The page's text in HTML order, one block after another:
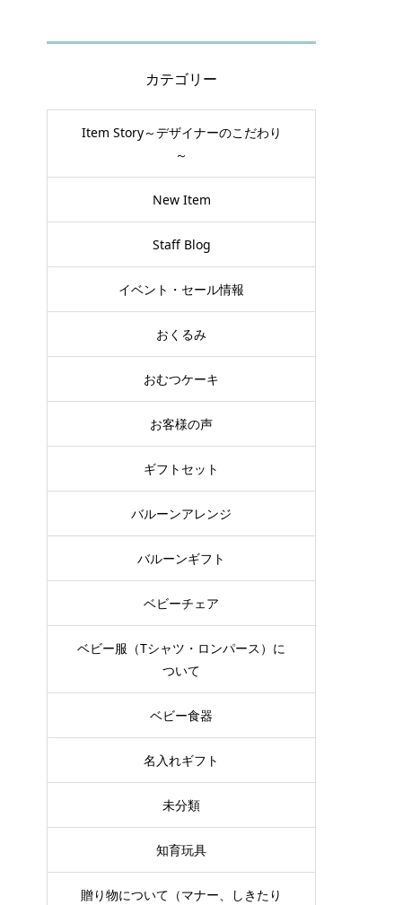
カテゴリー
Item Story～デザイナーのこだわり
～
New Item
Staff Blog
イベント・セール情報
おくるみ
おむつケーキ
お客様の声
ギフトセット
バルーンアレンジ
バルーンギフト
ベビーチェア
ベビー服（Tシャツ・ロンパース）に
ついて
ベビー食器
名入れギフト
未分類
知育玩具
贈り物について（マナー、しきたり